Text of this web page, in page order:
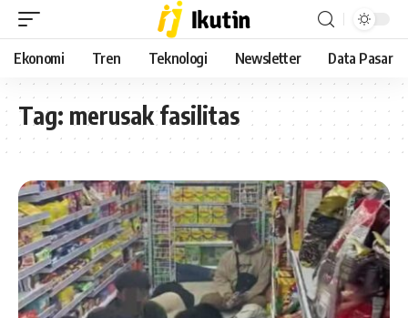
Ekonomi Tren Teknologi Newsletter Data Pasar
Tag: merusak fasilitas